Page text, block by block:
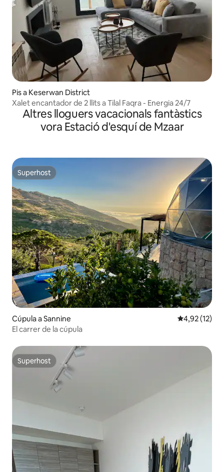
Pis a Keserwan District
Xalet encantador de 2 llits a Tilal Faqra - Energia 24/7
Altres lloguers vacacionals fantàstics
vora Estació d'esquí de Mzaar
Superhost
Superhost
Cúpula a Sannine 4,92 de
4,92 (12)
El carrer de la cúpula
Superhost
Superhost